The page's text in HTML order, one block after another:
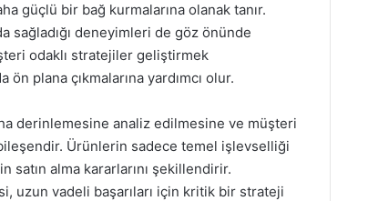
güçlü bir bağ kurmalarına olanak tanır.
sağladığı deneyimleri de göz önünde
odaklı stratejiler geliştirmek
plana çıkmalarına yardımcı olur.
derinlemesine analiz edilmesine ve müşteri
Ürünlerin sadece temel işlevselliği
alma kararlarını şekillendirir.
uzun vadeli başarıları için kritik bir strateji